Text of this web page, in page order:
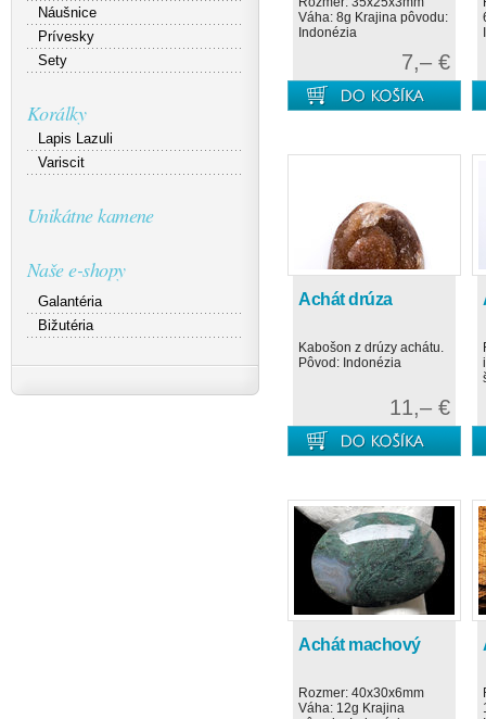
Náušnice
Prívesky
Sety
Korálky
Lapis Lazuli
Variscit
Unikátne kamene
Naše e-shopy
Galantéria
Bižutéria
Váha: 8g Krajina pôvodu:
Indonézia
7,– €
Achát drúza
Kabošon z drúzy achátu.
Pôvod: Indonézia
11,– €
Achát machový
Rozmer: 40x30x6mm
Váha: 12g Krajina